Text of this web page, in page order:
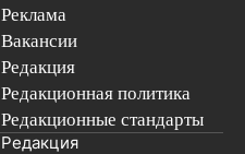
Реклама
Вакансии
Редакция
Редакционная политика
Редакционные стандарты
Редакция